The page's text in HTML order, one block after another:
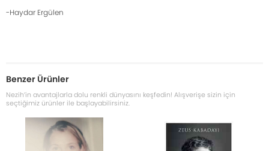
-Haydar Ergülen
Benzer Ürünler
Nezih’in avantajlarla dolu renkli dünyasını keşfedin! Alışverişe sizin için
seçtiğimiz ürünler ile başlayabilirsiniz.